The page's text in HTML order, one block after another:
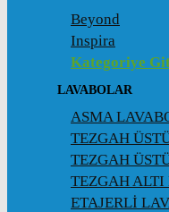
Beyond
Inspira
Kategoriye
LAVABOLAR
ASMA
TEZGAH
TEZGAH
TEZGAH
ETAJERLİ